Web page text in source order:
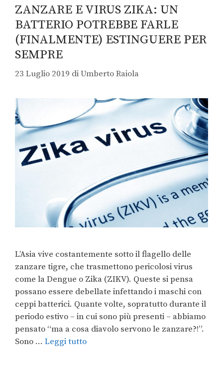
ZANZARE E VIRUS ZIKA: UN
BATTERIO POTREBBE FARLE
(FINALMENTE) ESTINGUERE PER
SEMPRE
23 Luglio 2019 diUmberto Raiola
L’Asia vive costantemente sotto il flagello delle
zanzare tigre, che trasmettono pericolosi virus
come la Dengue o Zika (ZIKV). Queste si pensa
possano essere debellate infettando i maschi con
ceppi batterici. Quante volte, sopratutto durante il
periodo estivo – in cui sono più presenti – abbiamo
pensato “ma a cosa diavolo servono le zanzare?!”.
Sono … Leggi tutto